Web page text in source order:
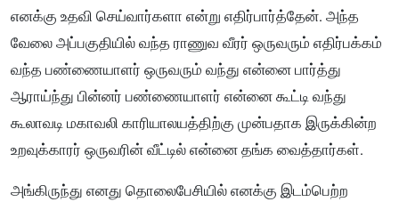
எனக்கு உதவி செய்வார்களா என்று எதிர்பார்த்தேன். அந்த
வேலை அப்பகுதியில் வந்த ராணுவ வீரர் ஒருவரும் எதிர்பக்கம்
வந்த பண்ணையாளர் ஒருவரும் வந்து என்னை பார்த்து
ஆராய்ந்து பின்னர் பண்ணையாளர் என்னை கூட்டி வந்து
கூலாவடி மகாவலி காரியாலயத்திற்கு முன்பதாக இருக்கின்ற
உறவுக்காரர் ஒருவரின் வீட்டில் என்னை தங்க வைத்தார்கள்.
அங்கிருந்து எனது தொலைபேசியில் எனக்கு இடம்பெற்ற